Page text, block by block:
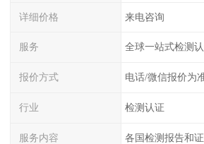
详细价格 来电咨询
服务 全球一站式检测
报价方式 电话/微信报价为
行业 检测认证
服务内容 各国检测报告和